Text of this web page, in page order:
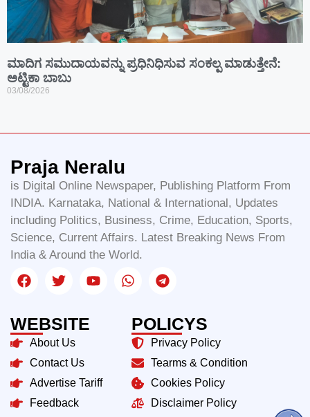
ಮಾದಿಗ ಸಮುದಾಯವನ್ನು ಪ್ರಧಿನಿಧಿಸುವ ಸಂಕಲ್ಪ ಮಾಡುತ್ತೇನೆ:
ಅಟ್ಟಿಕಾ ಬಾಬು
03/08/2026
Praja Neralu
is Digital Online Newspaper, Publishing Platform From
INDIA. Karnataka, National & International, Updates
including Politics, Business, Crime, Education, Sports,
Science, Current Affairs. Latest Breaking News From
India & Around the World.
WEBSITE
About Us
Contact Us
Advertise Tariff
Feedback
POLICYS
Privacy Policy
Tearms & Condition
Cookies Policy
Disclaimer Policy